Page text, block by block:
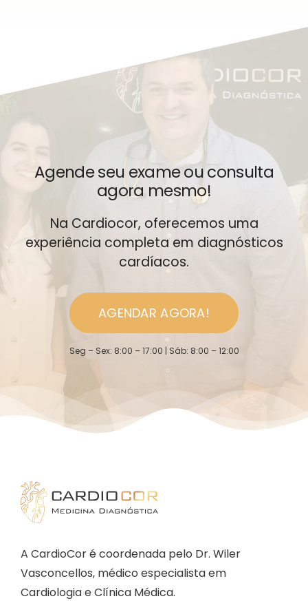
Agende seu exame ou consulta
agora mesmo!
Na Cardiocor, oferecemos uma
experiência completa em diagnósticos
cardíacos.
AGENDAR AGORA!
Seg – Sex: 8:00 – 17:00 | Sáb: 8:00 – 12:00
A CardioCor é coordenada pelo Dr. Wiler
Vasconcellos, médico especialista em
Cardiologia e Clínica Médica.